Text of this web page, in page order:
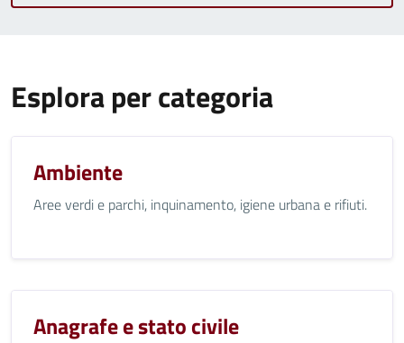
Esplora per categoria
Ambiente
Aree verdi e parchi, inquinamento, igiene urbana e rifiuti.
Anagrafe e stato civile